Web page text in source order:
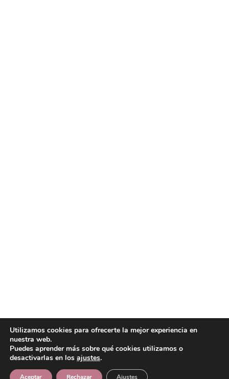
Utilizamos cookies para ofrecerte la mejor experiencia en
nuestra web.
Puedes aprender más sobre qué cookies utilizamos o
desactivarlas en los ajustes.
Aceptar Rechazar Ajustes